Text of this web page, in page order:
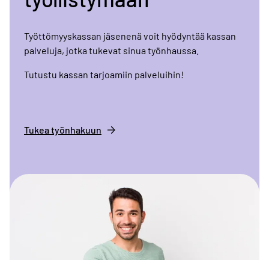
Työttömyyskassan jäsenenä voit hyödyntää kassan
palveluja, jotka tukevat sinua työnhaussa.
Tutustu kassan tarjoamiin palveluihin!
Tukea työnhakuun